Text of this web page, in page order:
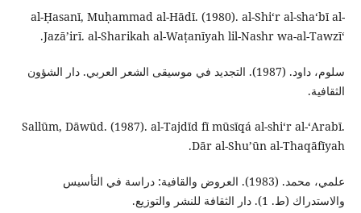
al-Ḥasanī, Muḥammad al-Hādī. (1980). al-Shiʻr al-shaʻbī al-
Jazāʼirī. al-Sharikah al-Waṭanīyah lil-Nashr wa-al-Tawzīʻ.
سلوم، داود. (1987). التجديد في موسيقى الشعر العربي. دار الشؤون
الثقافية.
Sallūm, Dāwūd. (1987). al-Tajdīd fī mūsīqá al-shiʻr al-ʻArabī.
Dār al-Shuʼūn al-Thaqāfīyah.
علمي، محمد. (1983). العروض والقافية: دراسة في التأسيس
والاستدراك (ط. 1). دار الثقافة للنشر والتوزيع.